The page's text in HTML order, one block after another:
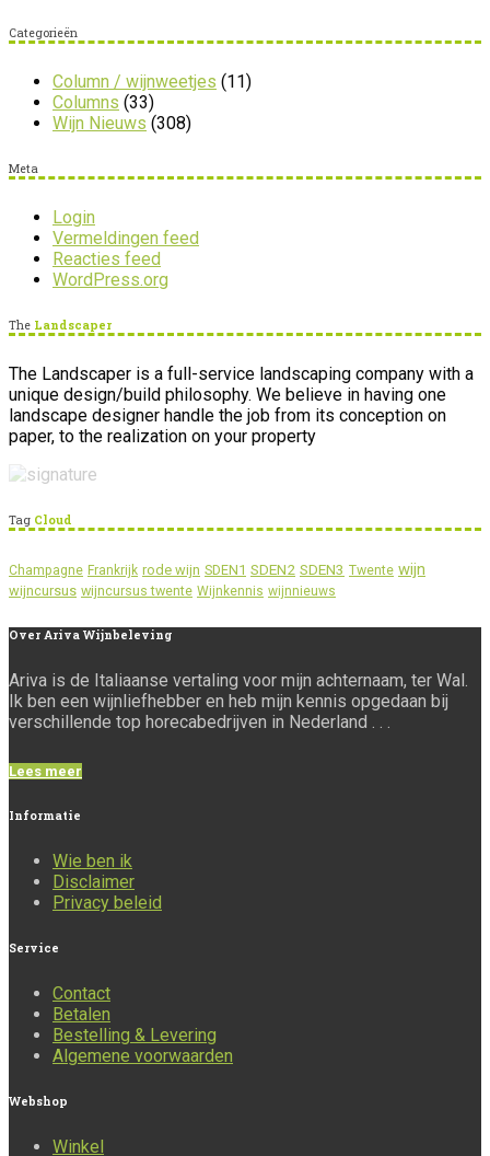
Categorieën
Column / wijnweetjes (11)
Columns (33)
Wijn Nieuws (308)
Meta
Login
Vermeldingen feed
Reacties feed
WordPress.org
The Landscaper
The Landscaper is a full-service landscaping company with a
unique design/build philosophy. We believe in having one
landscape designer handle the job from its conception on
paper, to the realization on your property
Tag Cloud
Champagne Frankrijk rode wijn SDEN1 SDEN2 SDEN3 Twente wijn
wijncursus wijncursus twente Wijnkennis wijnnieuws
Over Ariva Wijnbeleving
Ariva is de Italiaanse vertaling voor mijn achternaam, ter Wal.
Ik ben een wijnliefhebber en heb mijn kennis opgedaan bij
verschillende top horecabedrijven in Nederland . . .
Lees meer
Informatie
Wie ben ik
Disclaimer
Privacy beleid
Service
Contact
Betalen
Bestelling & Levering
Algemene voorwaarden
Webshop
Winkel